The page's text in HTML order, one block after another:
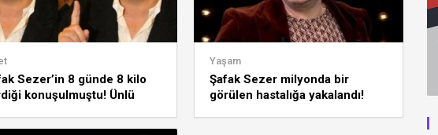
Sezer’in 8 günde 8 kilo
konuşulmuştu! Ünlü
vurdu
Yaşam
Şafak Sezer milyonda bir
görülen hastalığa yakalandı!